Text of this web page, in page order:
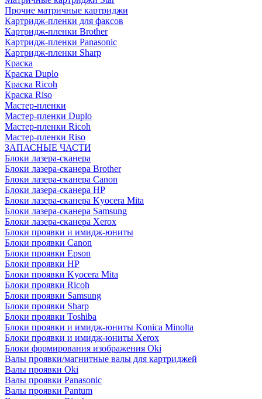
Прочие матричные картриджи
Картридж-пленки для факсов
Картридж-пленки Brother
Картридж-пленки Panasonic
Картридж-пленки Sharp
Краска
Краска Duplo
Краска Ricoh
Краска Riso
Мастер-пленки
Мастер-пленки Duplo
Мастер-пленки Ricoh
Мастер-пленки Riso
ЗАПАСНЫЕ ЧАСТИ
Блоки лазера-сканера
Блоки лазера-сканера Brother
Блоки лазера-сканера Canon
Блоки лазера-сканера HP
Блоки лазера-сканера Kyocera Mita
Блоки лазера-сканера Samsung
Блоки лазера-сканера Xerox
Блоки проявки и имидж-юниты
Блоки проявки Canon
Блоки проявки Epson
Блоки проявки HP
Блоки проявки Kyocera Mita
Блоки проявки Ricoh
Блоки проявки Samsung
Блоки проявки Sharp
Блоки проявки Toshiba
Блоки проявки и имидж-юниты Konica Minolta
Блоки проявки и имидж-юниты Xerox
Блоки формирования изображения Oki
Валы проявки/магнитные валы для картриджей
Валы проявки Oki
Валы проявки Panasonic
Валы проявки Pantum